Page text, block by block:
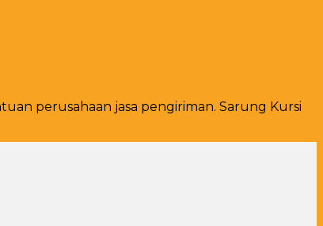
perusahaan jasa pengiriman. Sarung Kursi